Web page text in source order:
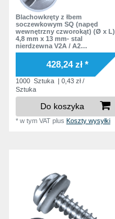
20,3 mm
20,7 mm
20,8 mm
21,2 mm
21,8 mm
22,2 mm
Blachowkręty z łbem
soczewkowym SQ (napęd
wewnętrzny czworokąt) (Ø x L)
4,8 mm x 13 mm- stal
nierdzewna V2A / A2
soczewkowy nacięcie
Podkładka polyamid
428,24 zł *
1000 Sztuka | 0,43 zł /
Sztuka
Do koszyka
*w tym VAT plusKoszty wysyłki